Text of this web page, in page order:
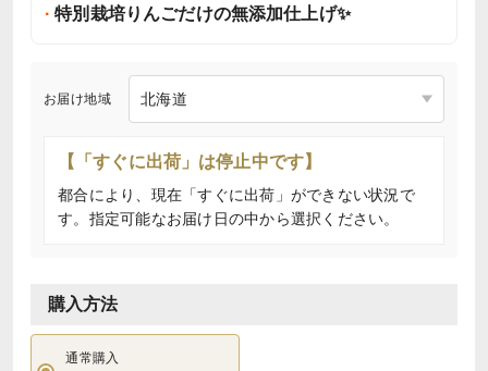
特別栽培りんごだけの無添加仕上げ✨
お届け地域
【「すぐに出荷」は停止中です】
都合により、現在「すぐに出荷」ができない状況で
す。指定可能なお届け日の中から選択ください。
購入方法
通常購入